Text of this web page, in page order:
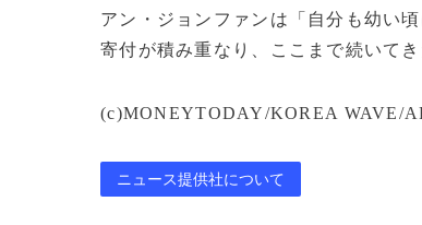
アン・ジョンファンは「自分も幼い
寄付が積み重なり、ここまで続いてき
(c)MONEYTODAY/KOREA WAVE/
ニュース提供社について